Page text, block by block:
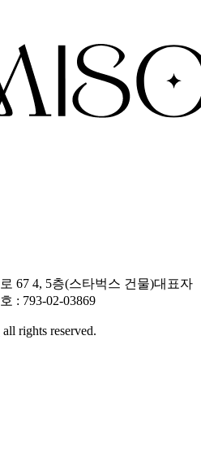
67 4, 5층(스타벅스 건물)대표자
: 793-02-03869
all rights reserved.